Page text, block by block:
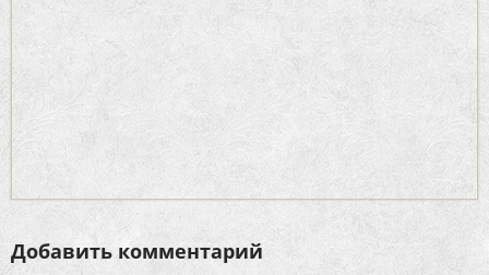
Добавить комментарий